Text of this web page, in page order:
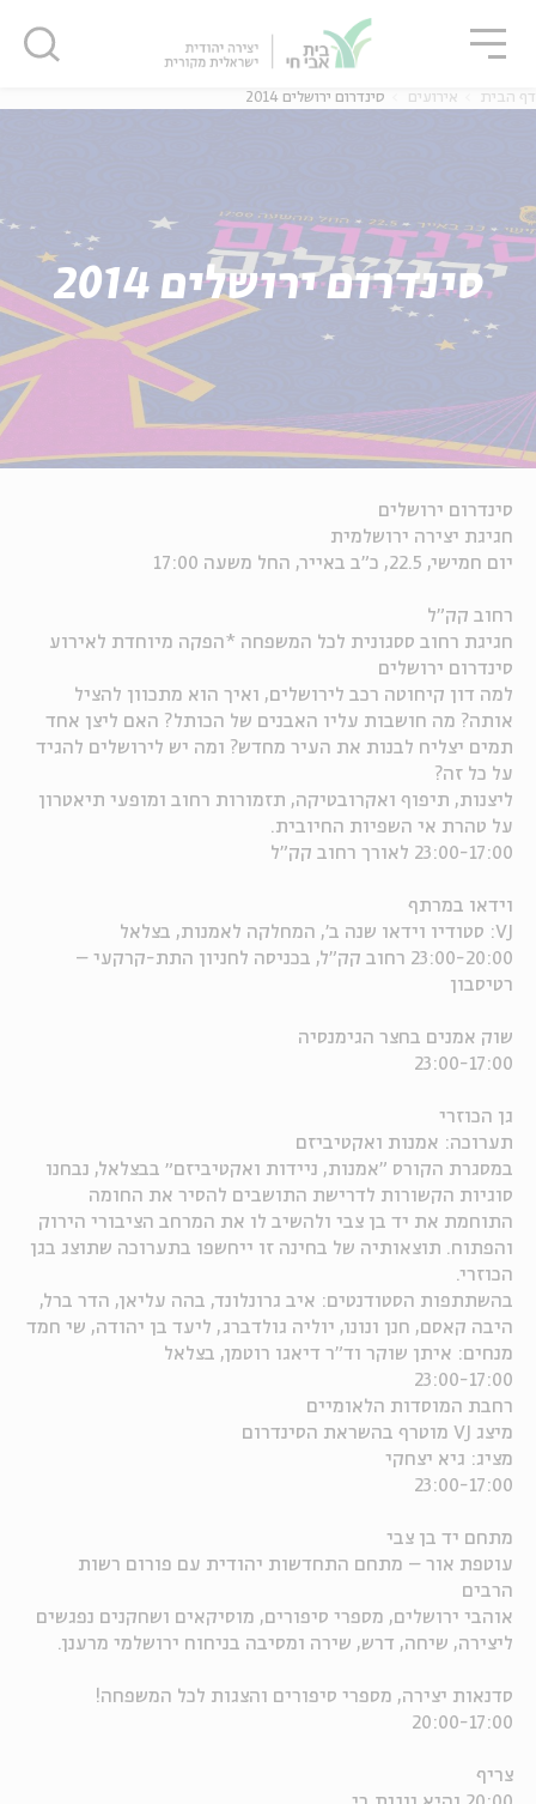
דף הבית אירועים סינדרום ירושלים 2014
סינדרום ירושלים 2014
סינדרום ירושלים
חגיגת יצירה ירושלמית
יום חמישי, 22.5, כ"ב באייר, החל משעה 17:00
רחוב קק"ל
חגיגת רחוב ססגונית לכל המשפחה *הפקה מיוחדת לאירוע
סינדרום ירושלים
למה דון קיחוטה רכב לירושלים, ואיך הוא מתכוון להציל
אותה? מה חושבות עליו האבנים של הכותל? האם ליצן אחד
תמים יצליח לבנות את העיר מחדש? ומה יש לירושלים להגיד
על כל זה?
ליצנות, תיפוף ואקרובטיקה, תזמורות רחוב ומופעי תיאטרון
על טהרת אי השפיות החיובית.
23:00-17:00 לאורך רחוב קק"ל
וידאו במרתף
VJ: סטודיו וידאו שנה ב', המחלקה לאמנות, בצלאל
23:00-20:00 רחוב קק"ל, בכניסה לחניון התת-קרקעי –
רטיסבון
שוק אמנים בחצר הגימנסיה
23:00-17:00
גן הכוזרי
תערוכה: אמנות ואקטיביזם
במסגרת הקורס "אמנות, ניידות ואקטיביזם״ בבצלאל, נבחנו
סוגיות הקשורות לדרישת התושבים להסיר את החומה
התוחמת את יד בן צבי ולהשיב לו את המרחב הציבורי הירוק
והפתוח. תוצאותיה של בחינה זו ייחשפו בתערוכה שתוצג בגן
הכוזרי.
בהשתתפות הסטודנטים: איב גרונלונד, בהה עליאן, הדר ברל,
היבה קאסם, חנן ונונו, יוליה גולדברג, ליעד בן יהודה, שי חמד
מנחים: איתן שוקר וד"ר דיאגו רוטמן, בצלאל
23:00-17:00
רחבת המוסדות הלאומיים
מיצג VJ מוטרף בהשראת הסינדרום
מציג: גיא יצחקי
23:00-17:00
מתחם יד בן צבי
עוטפת אור – מתחם התחדשות יהודית עם פורום רשות
הרבים
אוהבי ירושלים, מספרי סיפורים, מוסיקאים ושחקנים נפגשים
ליצירה, שיחה, דרש, שירה ומסיבה בניחוח ירושלמי מרענן.
סדנאות יצירה, מספרי סיפורים והצגות לכל המשפחה!
20:00-17:00
צריף
סגור